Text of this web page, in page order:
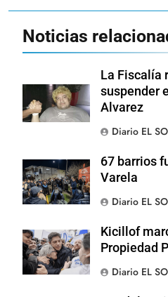
Noticias
La Fiscalía
suspender
Alvarez
Diario EL
67 barrios
Varela
Diario EL
Kicillof
Propiedad
Diario EL